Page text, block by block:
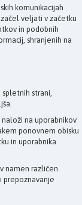
komunikacijah
veljati v začetku
in podobnih
shranjenih na
strani,
na uporabnikov
ponovnem obisku
in uporabnika
namen različen.
prepoznavanje